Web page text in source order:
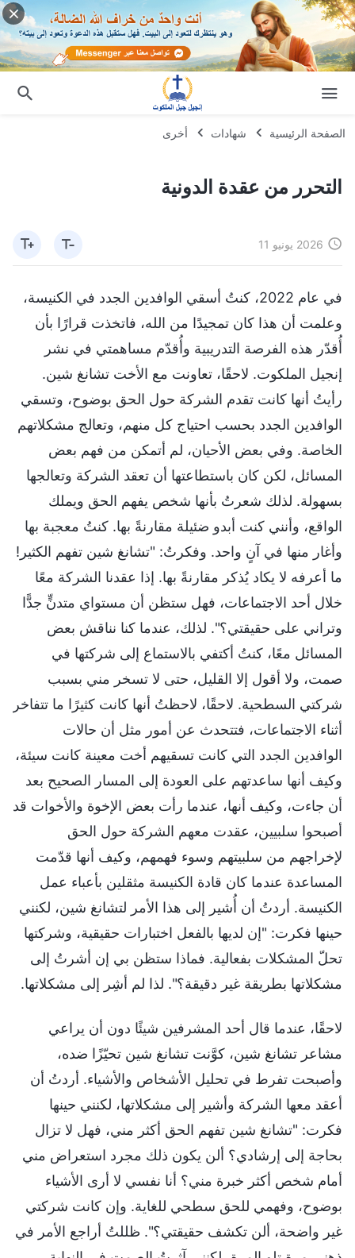
الصفحة الرئيسية شهادات أخرى
التحرر من عقدة الدونية
2026 يونيو 11
في عام 2022، كنتُ أسقي الوافدين الجدد في الكنيسة،
وعلمت أن هذا كان تمجيدًا من الله، فاتخذت قرارًا بأن
أُقدّر هذه الفرصة التدريبية وأُقدّم مساهمتي في نشر
إنجيل الملكوت. لاحقًا، تعاونت مع الأخت تشانغ شين.
رأيتُ أنها كانت تقدم الشركة حول الحق بوضوح، وتسقي
الوافدين الجدد بحسب احتياج كل منهم، وتعالج مشكلاتهم
الخاصة. وفي بعض الأحيان، لم أتمكن من فهم بعض
المسائل، لكن كان باستطاعتها أن تعقد الشركة وتعالجها
بسهولة. لذلك شعرتُ بأنها شخص يفهم الحق ويملك
الواقع، وأنني كنت أبدو ضئيلة مقارنةً بها. كنتُ معجبة بها
وأغار منها في آنٍ واحد. وفكرتُ: "تشانغ شين تفهم الكثير!
ما أعرفه لا يكاد يُذكر مقارنةً بها. إذا عقدنا الشركة معًا
خلال أحد الاجتماعات، فهل ستظن أن مستواي متدنٍّ جدًّا
وتراني على حقيقتي؟". لذلك، عندما كنا نناقش بعض
المسائل معًا، كنتُ أكتفي بالاستماع إلى شركتها في
صمت، ولا أقول إلا القليل، حتى لا تسخر مني بسبب
شركتي السطحية. لاحقًا، لاحظتُ أنها كانت كثيرًا ما تتفاخر
أثناء الاجتماعات، فتتحدث عن أمور مثل أن حالات
الوافدين الجدد التي كانت تسقيهم أخت معينة كانت سيئة،
وكيف أنها ساعدتهم على العودة إلى المسار الصحيح بعد
أن جاءت، وكيف أنها، عندما رأت بعض الإخوة والأخوات قد
أصبحوا سلبيين، عقدت معهم الشركة حول الحق
لإخراجهم من سلبيتهم وسوء فهمهم، وكيف أنها قدّمت
المساعدة عندما كان قادة الكنيسة مثقلين بأعباء عمل
الكنيسة. أردتُ أن أُشير إلى هذا الأمر لتشانغ شين، لكنني
حينها فكرت: "إن لديها بالفعل اختبارات حقيقية، وشركتها
تحلّ المشكلات بفعالية. فماذا ستظن بي إن أشرتُ إلى
مشكلاتها بطريقة غير دقيقة؟". لذا لم أشِر إلى مشكلاتها.
لاحقًا، عندما قال أحد المشرفين شيئًا دون أن يراعي
مشاعر تشانغ شين، كوَّنت تشانغ شين تحيّزًا ضده،
وأصبحت تفرط في تحليل الأشخاص والأشياء. أردتُ أن
أعقد معها الشركة وأشير إلى مشكلاتها، لكنني حينها
فكرت: "تشانغ شين تفهم الحق أكثر مني، فهل لا تزال
بحاجة إلى إرشادي؟ ألن يكون ذلك مجرد استعراض مني
أمام شخص أكثر خبرة مني؟ أنا نفسي لا أرى الأشياء
بوضوح، وفهمي للحق سطحي للغاية. وإن كانت شركتي
غير واضحة، ألن تكشف حقيقتي؟". ظللتُ أراجع الأمر في